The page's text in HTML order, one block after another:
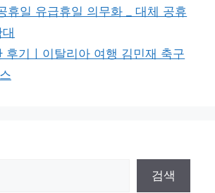
휴일 유급휴일 의무화 _ 대체 공휴
후기ㅣ이탈리아 여행 김민재 축구
검색